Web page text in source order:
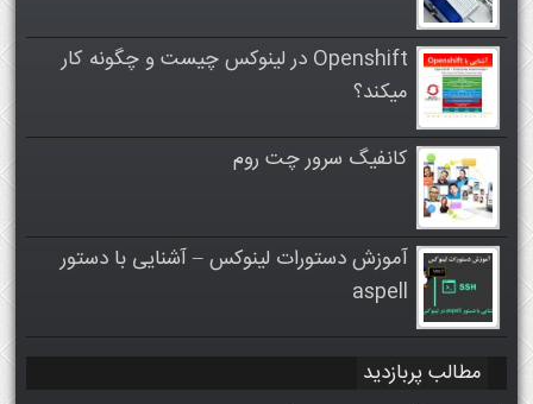
Openshift در لینوکس چیست و چگونه کار
میکند؟
کانفیگ سرور چت روم
آموزش دستورات لینوکس – آشنایی با دستور
aspell
مطالب پربازدید